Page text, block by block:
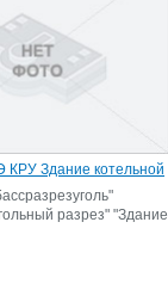
Здание котельной
разрез" "Здание